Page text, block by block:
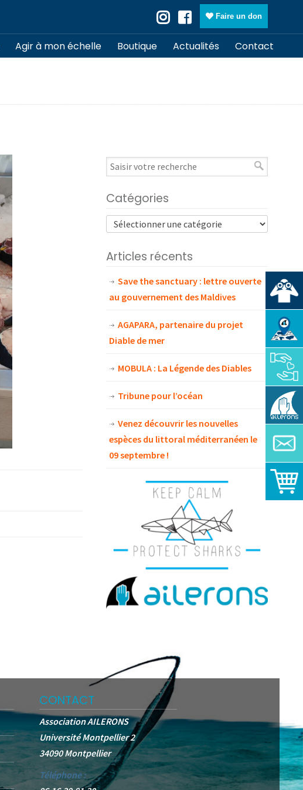
Faire un don
Agir à mon échelle Boutique Actualités Contact
Catégories
Articles récents
Save the sanctuary : lettre ouverte
au gouvernement des Maldives
AGAPARA, partenaire du projet
Diable de mer
MOBULA : La Légende des Diables
Tribune pour l’océan
Venez découvrir les nouvelles
espèces du littoral méditerranéen le
09 septembre !
CONTACT
Association AILERONS
Université Montpellier 2
34090 Montpellier
Téléphone :